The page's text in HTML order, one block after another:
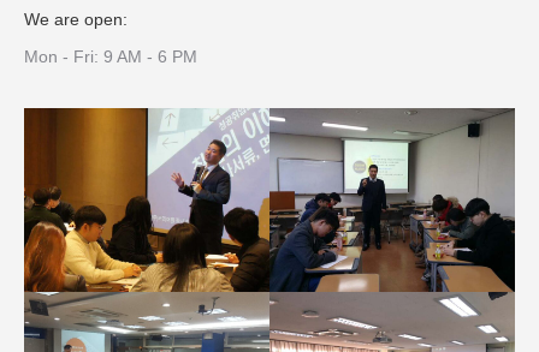
We are open:
Mon - Fri: 9 AM - 6 PM